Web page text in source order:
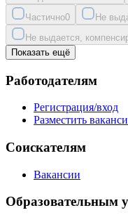
Частично0 Не
Не выдается,
Показать ещё
Работодателям
Регистрация/вход
Разместить
Соискателям
Вакансии
Образовательным